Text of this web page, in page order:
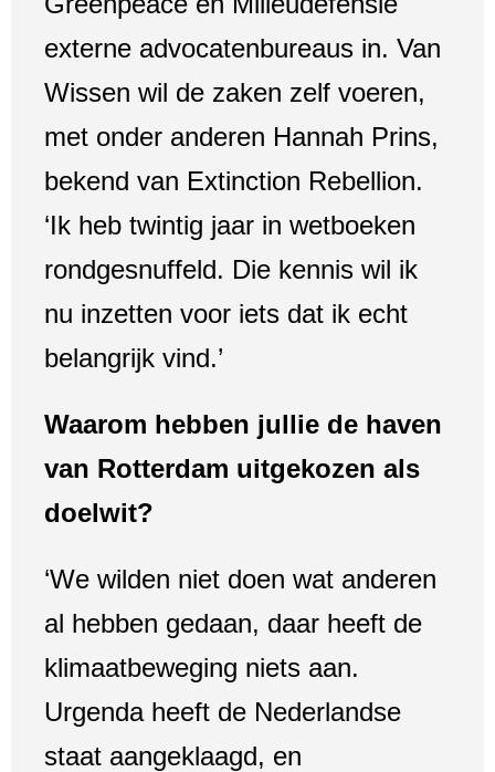
externe advocatenbureaus in. Van
Wissen wil de zaken zelf voeren,
met onder anderen Hannah Prins,
bekend van Extinction Rebellion.
‘Ik heb twintig jaar in wetboeken
rondgesnuffeld. Die kennis wil ik
nu inzetten voor iets dat ik echt
belangrijk vind.’
Waarom hebben jullie de haven
van Rotterdam uitgekozen als
doelwit?
‘We wilden niet doen wat anderen
al hebben gedaan, daar heeft de
klimaatbeweging niets aan.
Urgenda heeft de Nederlandse
staat aangeklaagd, en